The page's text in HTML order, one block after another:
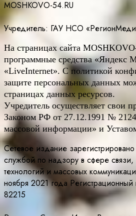
MOSHKOVO-54.RU
Учредитель: ГАУ НСО
На страницах сайта MOSHKOVO
программные средства «Яндекс
«LiveInternet». С политикой
защите персональных данных
страницах данных ресурсов.
Учредитель осуществляет свои
Законом РФ от 27.12.1991 №
массовой информации» и
Сетевое издание
службой по надзору в сфере
технологий и массовых
ноября 2021 года
82215